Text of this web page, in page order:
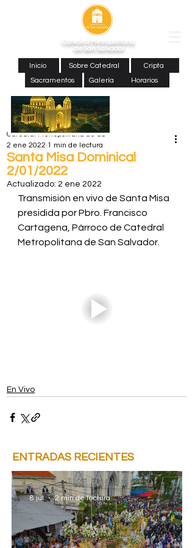
Catedral Metropolitana
de San Salvador
Inicio Sobre Catedral
Cripta
Sacramentos
Galería Horarios
Santa Misa Dominical
2/01/2022
Catedral Metropolitana de SS
2 ene 2022 1 min de lectura
Actualizado: 2 ene 2022
Transmisión en vivo de Santa Misa
presidida por Pbro. Francisco
Cartagena, Párroco de Catedral
Metropolitana de San Salvador.
En Vivo
ENTRADAS RECIENTES
8 jul 2 min de lectura